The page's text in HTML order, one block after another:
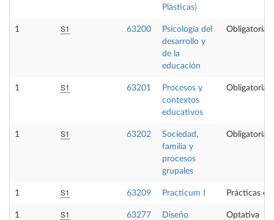
Plásticas)
1 S1 63200
Psicología del
desarrollo y
de la
educación
Obligatoria
1 S1 63201
Procesos y
contextos
educativos
Obligatoria
1 S1 63202
Sociedad,
familia y
procesos
grupales
Obligatoria
1 S1 63209 Practicum I Prácticas
1 S1 63277
Diseño
Optativa